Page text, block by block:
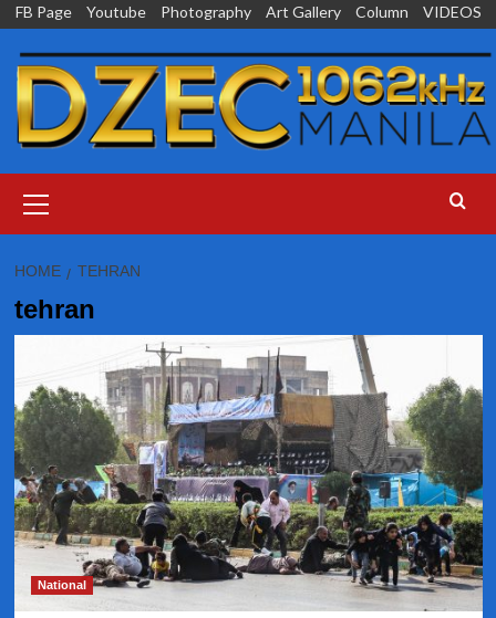
Skip
content
FB Page Youtube Photography Art Gallery Column VIDEOS
Menu
HOME TEHRAN
tehran
National